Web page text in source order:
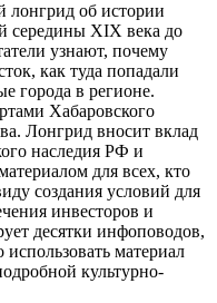
лонгрид об истории
середины XIX века до
узнают, почему
как туда попадали
города в регионе.
Хабаровского
Лонгрид вносит вклад
наследия РФ и
для всех, кто
создания условий для
инвесторов и
десятки инфоповодов,
материал
культурно-